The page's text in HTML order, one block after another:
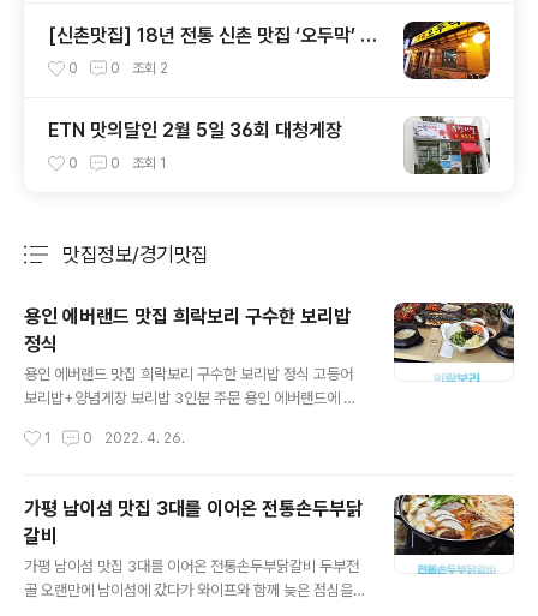
[신촌맛집] 18년 전통 신촌 맛집 ‘오두막’ 술
집 0 0 조회 2
ETN 맛의달인 2월 5일 36회 대청게장
0 0 조회 1
맛집정보/경기맛집
용인 에버랜드 맛집 희락보리 구수한 보리밥
정식
용인 에버랜드 맛집 희락보리 구수한 보리밥 정식 고등어
보리밥+양념게장 보리밥 3인분 주문 용인 에버랜드에 놀
보리 보리밥 전문점입니다. 주차장도 넓고, 매장도 넓은 곳
랜드에서 차량으로 10분 내에 위치한 곳이기 때문에 찾아
가기도 편리하더라고요. 포곡 하나로마트 바로 맞은 편에
위치하고 있어서 찾기도 편리했고, 위에 보이는 것처럼 주
차장이 넓게 자리하고 있어 주차하기 일단 좋았습니다. 매
장 안으로 들어가면 100세 시대를 응원한다는 문구와 함
1 0 2022. 4. 26.
가평 남이섬 맛집 3대를 이어온 전통손두부닭
갈비
가평 남이섬 맛집 3대를 이어온 전통손두부닭갈비 두부전
골 오랜만에 남이섬에 갔다가 와이프와 함께 늦은 점심을